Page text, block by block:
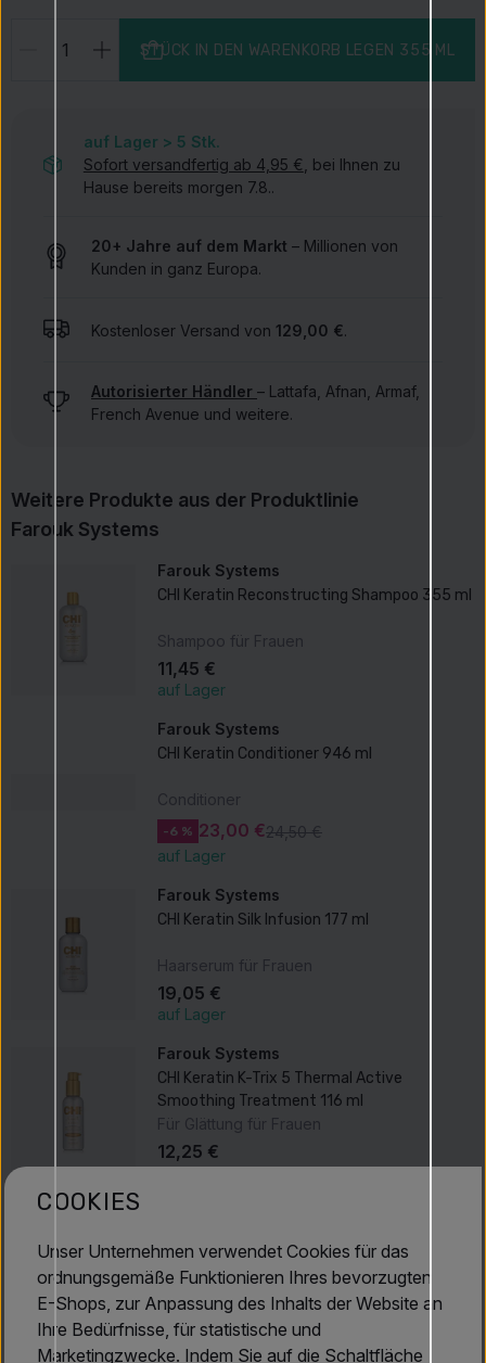
STÜCK IN DEN WARENKORB LEGEN 355 ML
auf Lager > 5 Stk.
Sofort versandfertig ab 4,95 €
, bei Ihnen zu
Hause bereits morgen 7.8..
20+ Jahre auf dem Markt – Millionen von
Kunden in ganz Europa.
Kostenloser Versand von 129,00 €.
Autorisierter Händler – Lattafa, Afnan, Armaf,
French Avenue und weitere.
Produktbeschreibung
Farouk Systems CHI Keratin Mist - keratinfreie
Behandlung 355 mlwurde speziell entwickelt, um
geschwächtes und geschädigtes Haar zu stärken und zu
Weitere Produkte aus der Produktlinie
Farouk Systems
Farouk Systems
CHI Keratin Reconstructing Shampoo 355 ml
Shampoo für Frauen
11,45 €
auf Lager
Farouk Systems
CHI Keratin Conditioner 946 ml
Conditioner
-6 % 23,00 €24,50 €
auf Lager
Farouk Systems
CHI Keratin Silk Infusion 177 ml
Haarserum für Frauen
19,05 €
auf Lager
Farouk Systems
CHI Keratin K-Trix 5 Thermal Active
Smoothing Treatment 116 ml
Für Glättung für Frauen
12,25 €
auf Lager
COOKIES
Unser Unternehmen verwendet Cookies für das
ordnungsgemäße Funktionieren Ihres bevorzugten
E-Shops, zur Anpassung des Inhalts der Website an
Ihre Bedürfnisse, für statistische und
Marketingzwecke. Indem Sie auf die Schaltfläche